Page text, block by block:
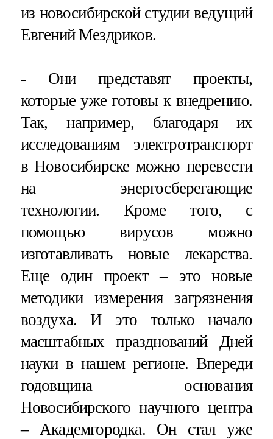
из новосибирской студии ведущий
Евгений Мездриков.
- Они представят проекты,
которые уже готовы к внедрению.
Так, например, благодаря их
исследованиям электротранспорт
в Новосибирске можно перевести
на энергосберегающие
технологии. Кроме того, с
помощью вирусов можно
изготавливать новые лекарства.
Еще один проект – это новые
методики измерения загрязнения
воздуха. И это только начало
масштабных празднований Дней
науки в нашем регионе. Впереди
годовщина основания
Новосибирского научного центра
– Академгородка. Он стал уже